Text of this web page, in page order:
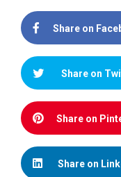
Share on
Share on
Share on
Share on